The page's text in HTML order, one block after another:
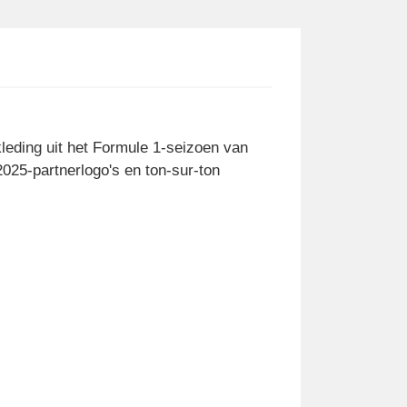
uit het Formule 1-seizoen van
partnerlogo's en ton-sur-ton